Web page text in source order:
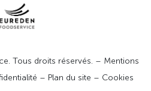
Tous droits réservés. – Mentions
– Plan du site – Cookies